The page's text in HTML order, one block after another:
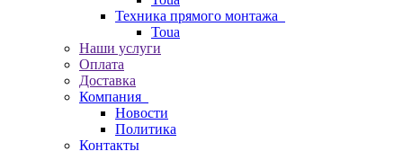
Техника прямого монтажа
Toua
Наши услуги
Оплата
Доставка
Компания
Новости
Политика
Контакты